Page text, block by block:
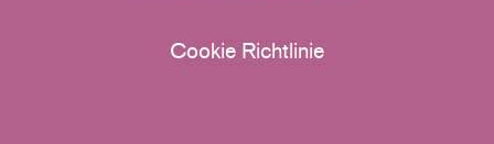
Cookie Richtlinie